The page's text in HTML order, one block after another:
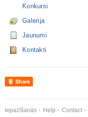
Konkursi
Galerija
Jaunumi
Kontakti
Share
Iepazīšanās Help Contact